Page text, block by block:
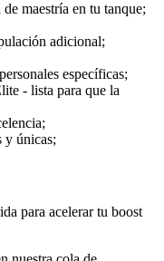
maestría en tu tanque;
adicional;
específicas;
- lista para que la
y únicas;
para acelerar tu boost